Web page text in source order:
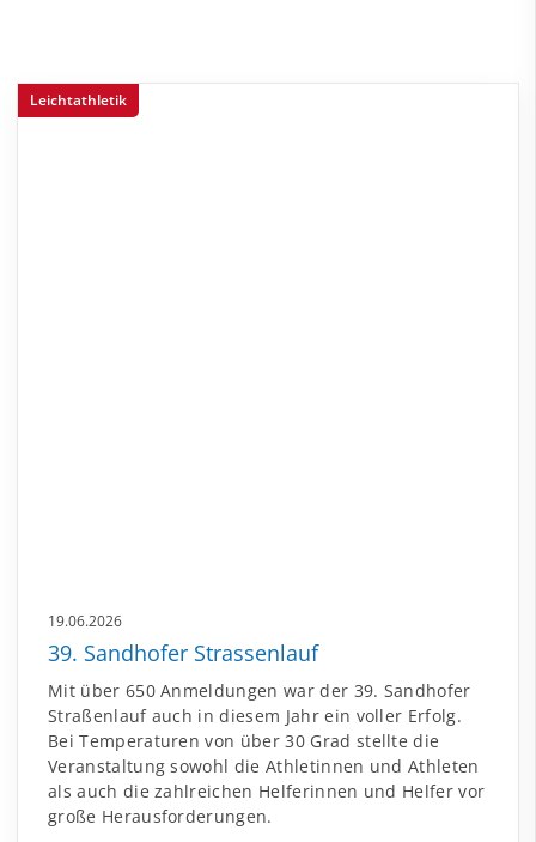
Leichtathletik
19.06.2026
39. Sandhofer Strassenlauf
Mit über 650 Anmeldungen war der 39. Sandhofer
Straßenlauf auch in diesem Jahr ein voller Erfolg.
Bei Temperaturen von über 30 Grad stellte die
Veranstaltung sowohl die Athletinnen und Athleten
als auch die zahlreichen Helferinnen und Helfer vor
große Herausforderungen.